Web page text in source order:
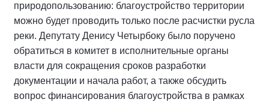
природопользованию: благоустройство территории
можно будет проводить только после расчистки русла
реки. Депутату Денису Четырбоку было поручено
обратиться в комитет в исполнительные органы
власти для сокращения сроков разработки
документации и начала работ, а также обсудить
вопрос финансирования благоустройства в рамках